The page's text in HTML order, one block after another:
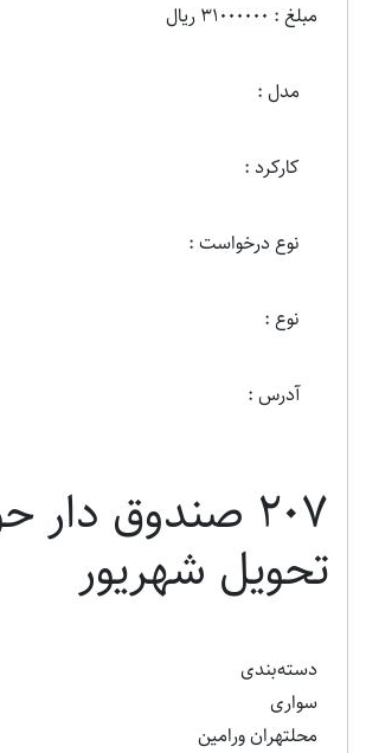
مبلغ : 31000000 ریال
مدل :
کارکرد :
نوع درخواست :
نوع :
آدرس :
۲۰۷ صندوق دار
تحویل شهریور
دسته‌بندی
سواری
محلتهران ورامین